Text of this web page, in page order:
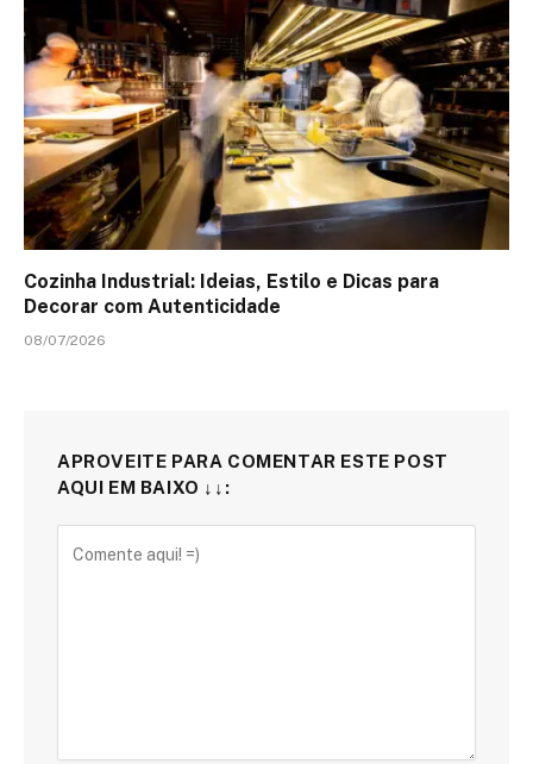
Cozinha Industrial: Ideias, Estilo e Dicas para
Decorar com Autenticidade
08/07/2026
APROVEITE PARA COMENTAR ESTE POST
AQUI EM BAIXO ↓↓: